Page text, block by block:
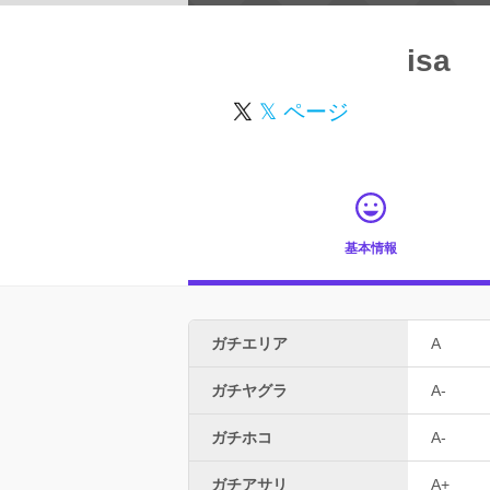
isa
𝕏 ページ
基本情報
ガチエリア A
ガチヤグラ A-
ガチホコ A-
ガチアサリ A+